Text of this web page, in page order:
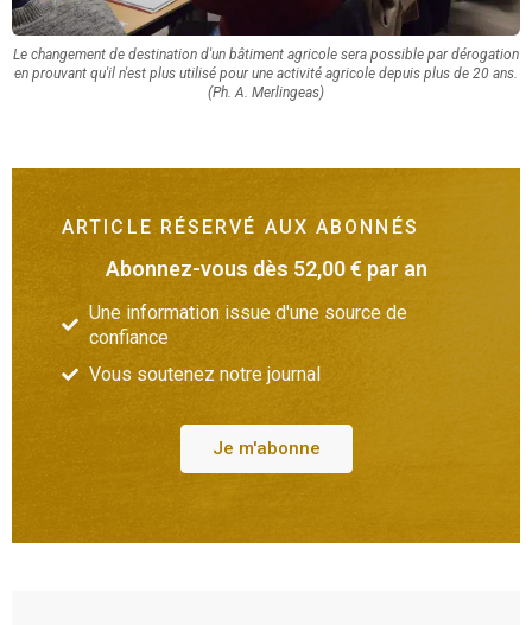
Le changement de destination d'un bâtiment agricole sera possible par dérogation
en prouvant qu'il n'est plus utilisé pour une activité agricole depuis plus de 20 ans.
(Ph. A. Merlingeas)
ARTICLE RÉSERVÉ AUX ABONNÉS
Abonnez-vous dès 52,00 € par an
Une information issue d'une source de
confiance
Vous soutenez notre journal
Je m'abonne